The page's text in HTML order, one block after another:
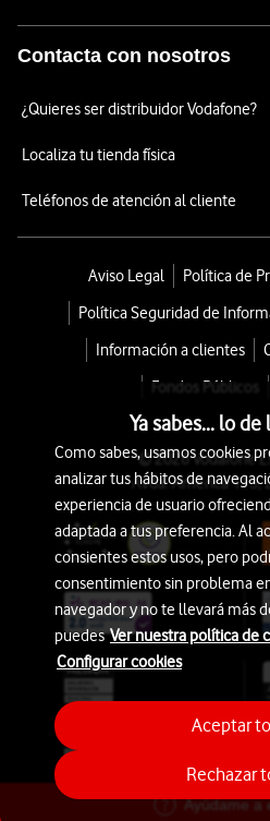
Ayúdame a
Contacta con nosotros
¿Quieres ser distribuidor Vodafone?
Localiza tu tienda física
Teléfonos de atención al cliente
Aviso Legal
Política de
Política Seguridad de
Información a clientes
Fondos Públicos
© 2026 Vodafone
Avda. América 115,
Ya sabes... lo
Como sabes, usamos cookies
analizar tus hábitos de
experiencia de usuario
adaptada a tus preferencia. Al
consientes estos usos, pero
consentimiento sin problema
navegador y no te llevará más
puedesVer nuestra política de
Configurar cookies
Rechazar
Aceptar